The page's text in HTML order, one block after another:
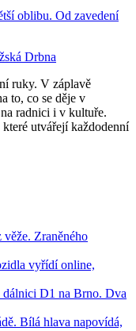
oblibu. Od zavedení
Drbna
ruky. V záplavě
to, co se děje v
radnici i v kultuře.
utvářejí každodenní
Zraněného
vyřídí online,
dálnici D1 na Brno. Dva
Bílá hlava napovídá,